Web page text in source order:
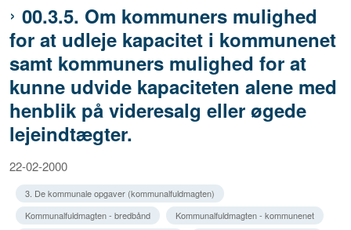
00.3.5. Om kommuners mulighed
for at udleje kapacitet i kommunenet
samt kommuners mulighed for at
kunne udvide kapaciteten alene med
henblik på videresalg eller øgede
lejeindtægter.
22-02-2000
3. De kommunale opgaver (kommunalfuldmagten)
Kommunalfuldmagten - bredbånd
Kommunalfuldmagten - kommunenet